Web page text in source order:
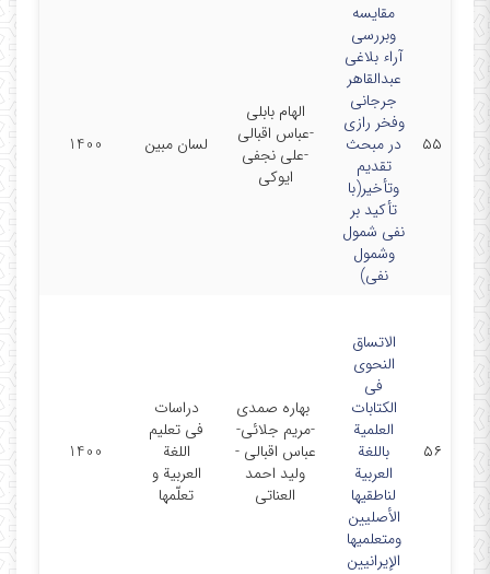
۵۵
مقایسه
وبررسی
آراء ‏بلاغی
عبدالقاهر
جرجانی
وفخر ‏رازی
در مبحث
تقدیم
وتأخیر(با
‏تأکید بر
نفی شمول
وشمول
‏نفی)‏
الهام بابلی
-عباس اقبالی
-علی نجفی
ایوکی
لسان مبین 1400
۵۶
الاتساق
النحوی
فی
‏الکتابات
العلمیة
باللغة
العربیة
‏لناطقیها
الأصلیین
ومتعلمیها
‏الإیرانیین
‏ بهاره صمدی
-مریم جلائی-
عباس اقبالی ‏-
ولید احمد
العناتی
دراسات
‏فی تعلیم
اللغة
‏العربیة و
تعلّمها
1400